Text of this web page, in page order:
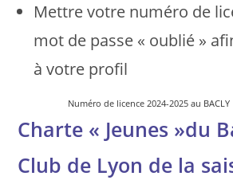
Mettre votre numéro de
mot de passe « oublié »
à votre profil
Numéro de licence 2024-2025 au BACLY
Charte « Jeunes »du
Club de Lyon de la